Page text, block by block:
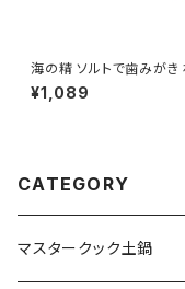
海の精 ソルトで歯みがき
イプ
¥1,089
CATEGORY
マスタークック土鍋